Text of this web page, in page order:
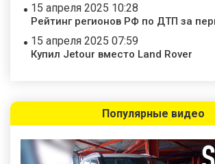
15 апреля 2025 10:28
Рейтинг регионов РФ по ДТП за
15 апреля 2025 07:59
Купил Jetour вместо Land Rover
Популярные видео